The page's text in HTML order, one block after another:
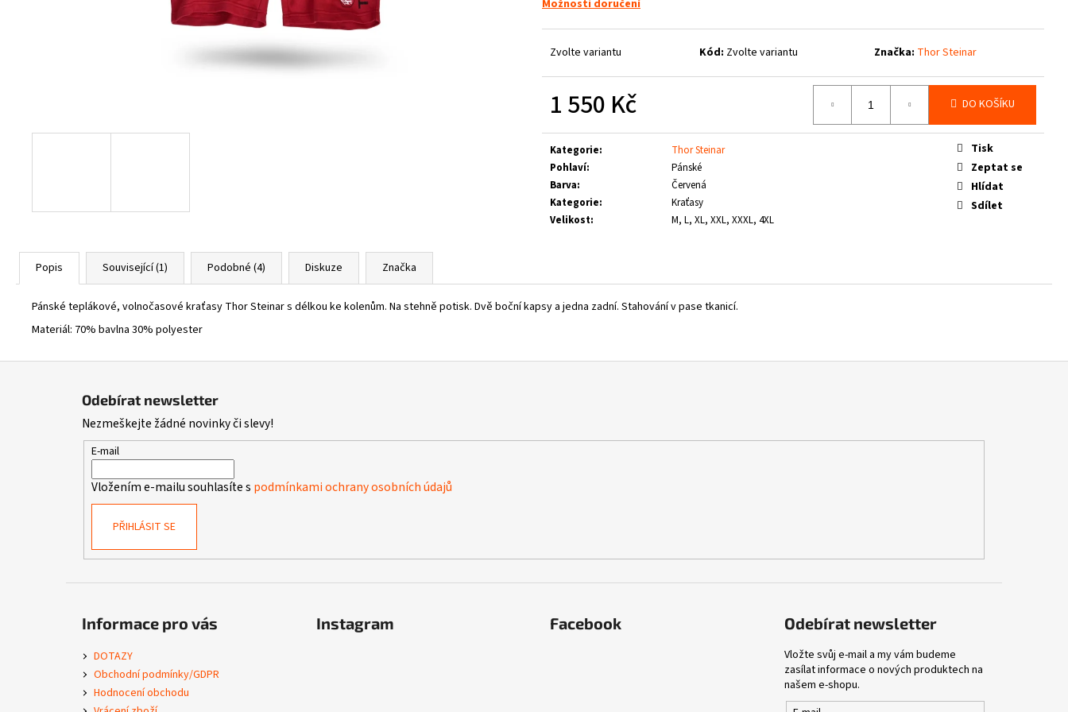
Možnosti doručení
Zvolte variantu Kód: Zvolte variantu Značka: Thor Steinar
1 550 Kč
cena:
DO KOŠÍKU
Kategorie:
Thor Steinar
Pohlaví:
Pánské
Barva:
Červená
Kategorie:
Kraťasy
Velikost: M, L, XL, XXL, XXXL, 4XL
Tisk
Zeptat se
Hlídat
Sdílet
Popis Související (1) Podobné (4) Diskuze Značka
Pánské teplákové, volnočasové kraťasy Thor Steinar s délkou ke kolenům. Na stehně potisk. Dvě boční kapsy a jedna zadní. Stahování v pase tkanicí.
Materiál: 70% bavlna 30% polyester
1 660 Kč
Odebírat newsletter
Nezmeškejte žádné novinky či slevy!
E-mail
Vložením e-mailu souhlasíte s podmínkami ochrany osobních údajů
PŘIHLÁSIT SE
Informace pro vás
DOTAZY
Obchodní podmínky/GDPR
Hodnocení obchodu
Instagram Facebook Odebírat newsletter
Vložte svůj e-mail a my vám budeme
zasílat informace o nových produktech na
našem e-shopu.